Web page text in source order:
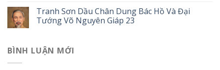
Tranh Sơn Dầu Chân Dung Bác Hồ Và Đại
Tướng Võ Nguyên Giáp 23
BÌNH LUẬN MỚI